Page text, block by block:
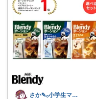
さか‎✎𓂂小学生ママを救う便利グッズ